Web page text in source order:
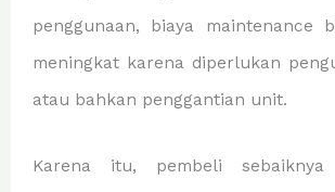
penggunaan, biaya maintenance
meningkat karena diperlukan
atau bahkan penggantian unit.
Karena itu, pembeli